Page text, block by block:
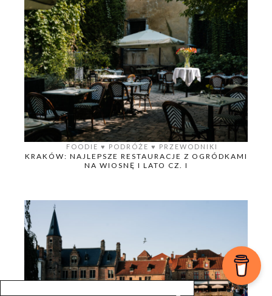
FOODIE ♥️ PODRÓŻE ♥️ PRZEWODNIKI
KRAKÓW: NAJLEPSZE RESTAURACJE Z OGRÓDKAMI
NA WIOSNĘ I LATO CZ. I